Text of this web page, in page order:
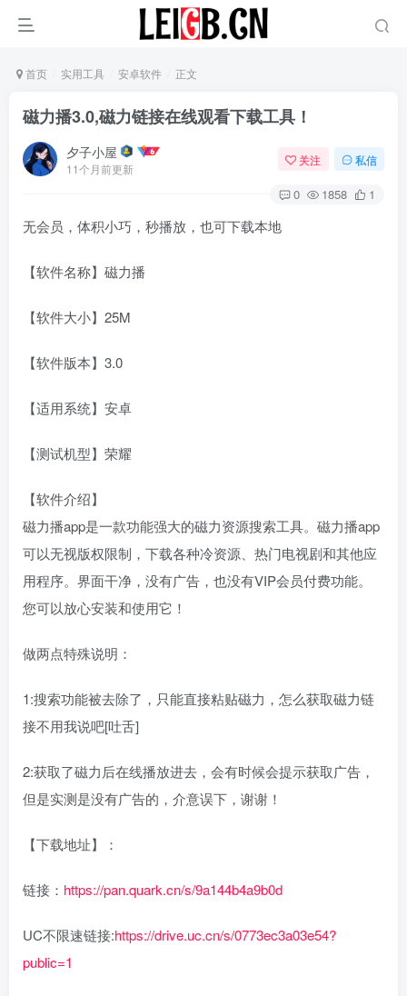
首页 实用工具 安卓软件 正文
磁力播3.0,磁力链接在线观看下载工具！
夕子小屋
11个月前更新
关注 私信
0 1858 1
无会员，体积小巧，秒播放，也可下载本地
【软件名称】磁力播
【软件大小】25M
【软件版本】3.0
【适用系统】安卓
【测试机型】荣耀
【软件介绍】
磁力播app是一款功能强大的磁力资源搜索工具。磁力播app
可以无视版权限制，下载各种冷资源、热门电视剧和其他应
用程序。界面干净，没有广告，也没有VIP会员付费功能。
您可以放心安装和使用它！
做两点特殊说明：
1:搜索功能被去除了，只能直接粘贴磁力，怎么获取磁力链
接不用我说吧[吐舌]
2:获取了磁力后在线播放进去，会有时候会提示获取广告，
但是实测是没有广告的，介意误下，谢谢！
【下载地址】：
链接： https://pan.quark.cn/s/9a144b4a9b0d
UC不限速链接:https://drive.uc.cn/s/0773ec3a03e54?
public=1